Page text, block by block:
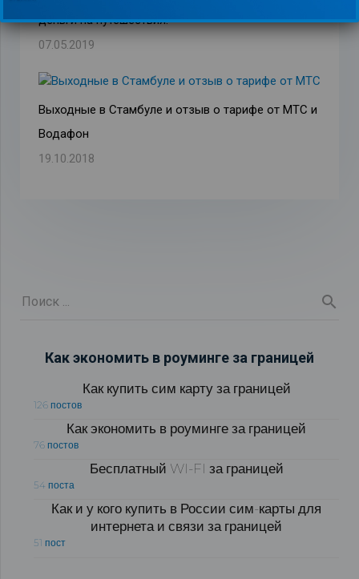
деньги на путешествия.
07.05.2019
Выходные в Стамбуле и отзыв о тарифе от МТС и
Водафон
19.10.2018
Как экономить в роуминге за границей
Как купить сим карту за границей
126 постов
Как экономить в роуминге за границей
76 постов
Бесплатный WI-FI за границей
54 поста
Как и у кого купить в России сим-карты для
интернета и связи за границей
51 пост